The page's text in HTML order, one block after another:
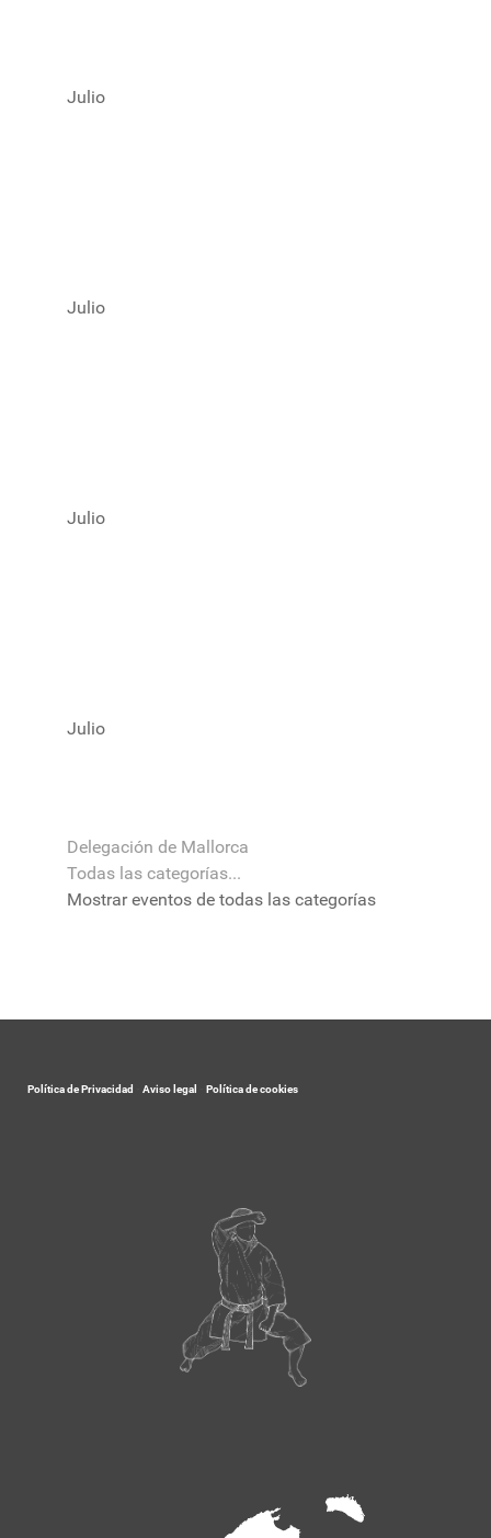
Julio
Julio
Julio
Julio
Delegación de Mallorca
Todas las categorías...
Mostrar eventos de todas las categorías
Política de Privacidad Aviso legal Política de cookies